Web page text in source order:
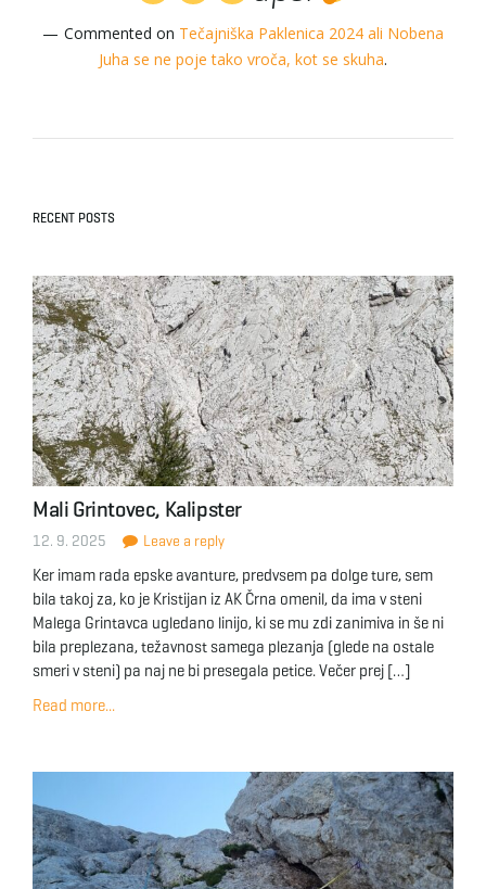
Commented on Tečajniška Paklenica 2024 ali Nobena
Juha se ne poje tako vroča, kot se skuha.
RECENT POSTS
Mali Grintovec, Kalipster
12. 9. 2025 Leave a reply
Ker imam rada epske avanture, predvsem pa dolge ture, sem
bila takoj za, ko je Kristijan iz AK Črna omenil, da ima v steni
Malega Grintavca ugledano linijo, ki se mu zdi zanimiva in še ni
bila preplezana, težavnost samega plezanja (glede na ostale
smeri v steni) pa naj ne bi presegala petice. Večer prej […]
Read more...